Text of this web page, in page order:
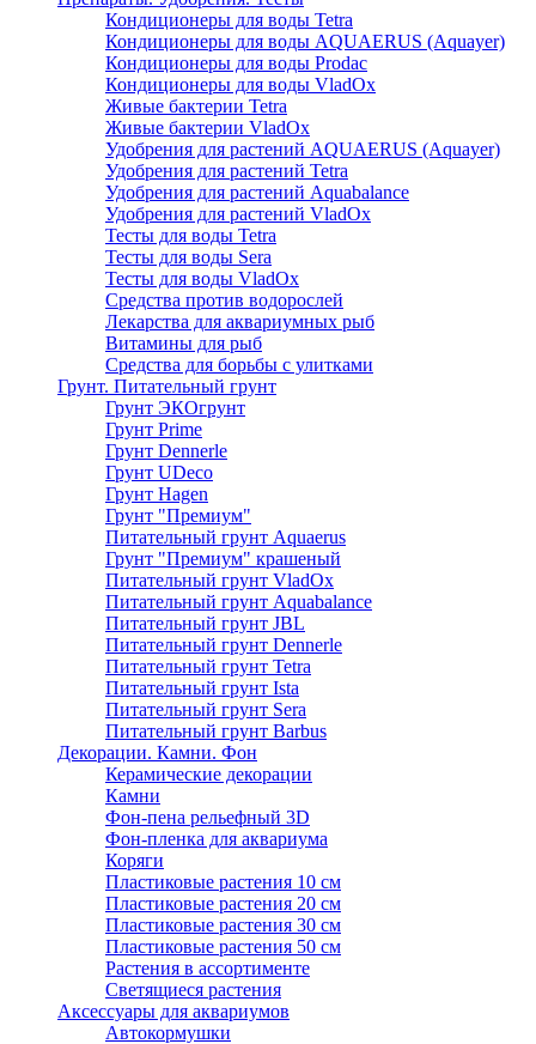
Кондиционеры для воды Tetra
Кондиционеры для воды AQUAERUS (Aquayer)
Кондиционеры для воды Prodac
Кондиционеры для воды VladOx
Живые бактерии Tetra
Живые бактерии VladOx
Удобрения для растений AQUAERUS (Aquayer)
Удобрения для растений Tetra
Удобрения для растений Aquabalance
Удобрения для растений VladOx
Тесты для воды Tetra
Тесты для воды Sera
Тесты для воды VladOx
Средства против водорослей
Лекарства для аквариумных рыб
Витамины для рыб
Средства для борьбы с улитками
Грунт. Питательный грунт
Грунт ЭКОгрунт
Грунт Prime
Грунт Dennerle
Грунт UDeco
Грунт Hagen
Грунт "Премиум"
Питательный грунт Aquaerus
Грунт "Премиум" крашеный
Питательный грунт VladOx
Питательный грунт Aquabalance
Питательный грунт JBL
Питательный грунт Dennerle
Питательный грунт Tetra
Питательный грунт Ista
Питательный грунт Sera
Питательный грунт Barbus
Декорации. Камни. Фон
Керамические декорации
Камни
Фон-пена рельефный 3D
Фон-пленка для аквариума
Коряги
Пластиковые растения 10 см
Пластиковые растения 20 см
Пластиковые растения 30 см
Пластиковые растения 50 см
Растения в ассортименте
Светящиеся растения
Аксессуары для аквариумов
Автокормушки